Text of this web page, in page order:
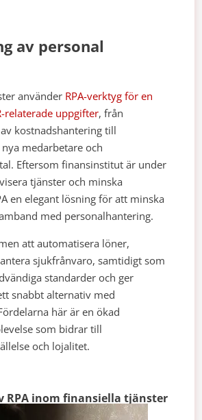
av personal
använder RPA-verktyg för en
relaterade uppgifter, från
kostnadshantering till
medarbetare och
Eftersom finansinstitut är under
tjänster och minska
en elegant lösning för att minska
med personalhantering.
att automatisera löner,
sjukfrånvaro, samtidigt som
standarder och ger
snabbt alternativ med
här är en ökad
som bidrar till
och lojalitet.
RPA inom finansiella tjänster